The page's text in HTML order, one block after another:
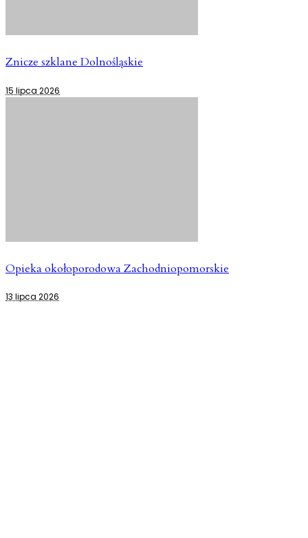
Znicze szklane Dolnośląskie
15 lipca 2026
Opieka okołoporodowa Zachodniopomorskie
13 lipca 2026